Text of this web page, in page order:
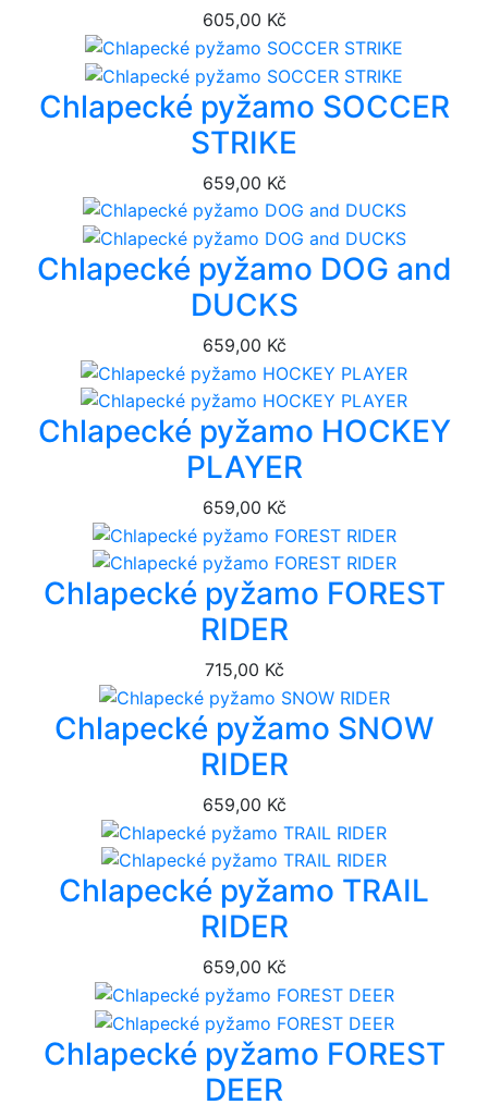
605,00 Kč
Chlapecké pyžamo SOCCER
STRIKE
659,00 Kč
Chlapecké pyžamo DOG and
DUCKS
659,00 Kč
Chlapecké pyžamo HOCKEY
PLAYER
659,00 Kč
Chlapecké pyžamo FOREST
RIDER
715,00 Kč
Chlapecké pyžamo SNOW
RIDER
659,00 Kč
Chlapecké pyžamo TRAIL
RIDER
659,00 Kč
Chlapecké pyžamo FOREST
DEER